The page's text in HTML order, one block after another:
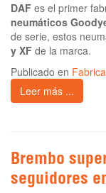
DAF es el primer
neumáticos
de serie, estos
y XF de la marca.
Publicado en
Leer más ...
Brembo
seguidores